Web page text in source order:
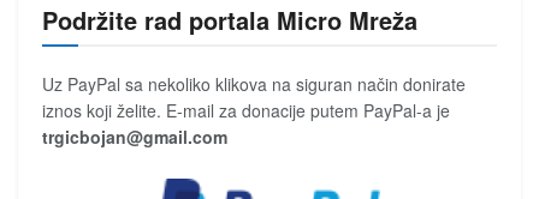
Podržite rad portala Micro Mreža
Uz PayPal sa nekoliko klikova na siguran način donirate
iznos koji želite. E-mail za donacije putem PayPal-a je
trgicbojan@gmail.com